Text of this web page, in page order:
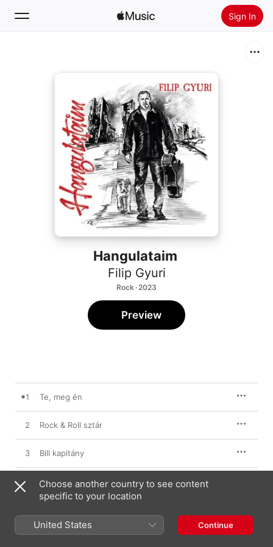
Sign In
Install Apple Music
Hangulataim
Filip Gyuri
Rock · 2023
Preview
1 Te, meg én
2 Rock & Roll sztár
3 Bill kapitány
4 Szeress úgy
6 Nyári dal (Sálálá)
Choose another country to see content
specific to your location
United States Continue